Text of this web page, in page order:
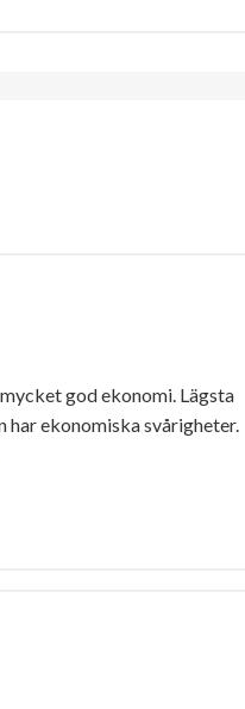
god ekonomi. Lägsta
ekonomiska svårigheter.